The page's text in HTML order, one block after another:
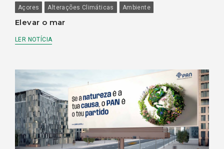
Açores Alterações Climáticas Ambiente
Elevar o mar
LER NOTÍCIA